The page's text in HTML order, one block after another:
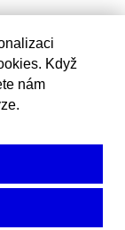
Když
nám